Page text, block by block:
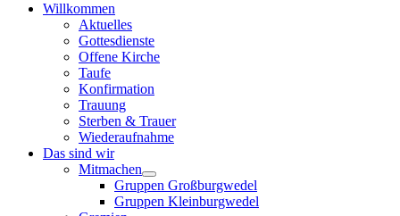
Willkommen
Aktuelles
Gottesdienste
Offene Kirche
Taufe
Konfirmation
Trauung
Sterben & Trauer
Wiederaufnahme
Das sind wir
Mitmachen
Gruppen Großburgwedel
Gruppen Kleinburgwedel